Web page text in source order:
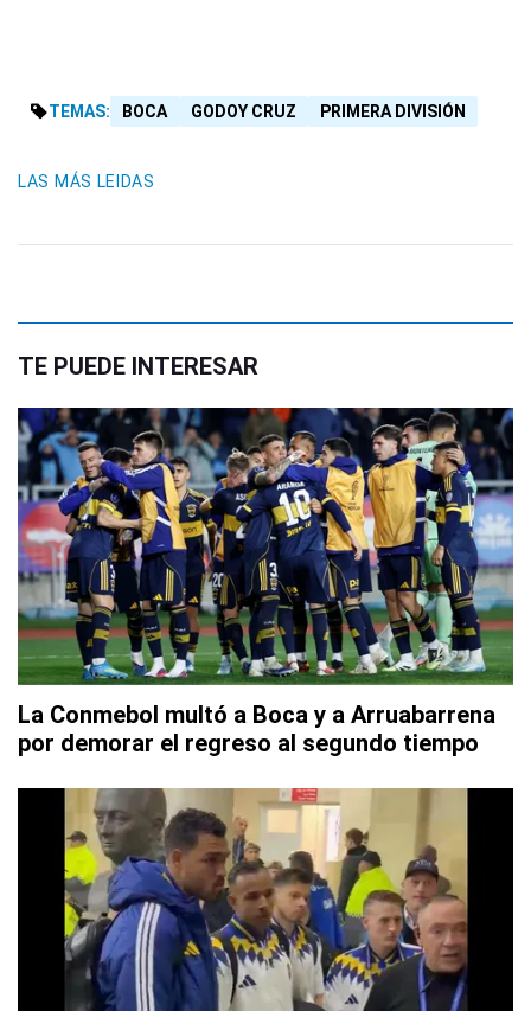
TEMAS: BOCA GODOY CRUZ PRIMERA DIVISIÓN
LAS MÁS LEIDAS
TE PUEDE INTERESAR
La Conmebol multó a Boca y a Arruabarrena
por demorar el regreso al segundo tiempo